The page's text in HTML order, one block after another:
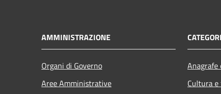
AMMINISTRAZIONE
Organi di Governo
Aree Amministrative
Cultura